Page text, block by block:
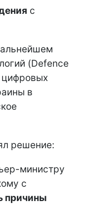
с
(Defence
цифровых
в
решение:
министру
с
причины